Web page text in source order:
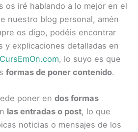
os iré hablando a lo mejor en el
nuestro blog personal, amén
os digo, podéis encontrar
y explicaciones detalladas en
, lo suyo es que
formas de poner contenido.
poner en dos formas
las entradas o post, lo que
noticias o mensajes de los